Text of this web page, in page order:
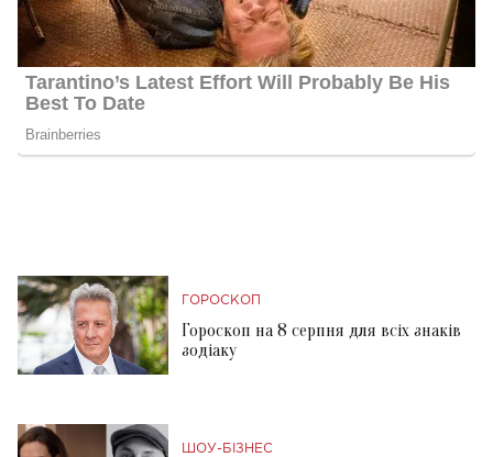
ГОРОСКОП
Гороскоп на 8 серпня для всіх знаків
зодіаку
ШОУ-БІЗНЕС